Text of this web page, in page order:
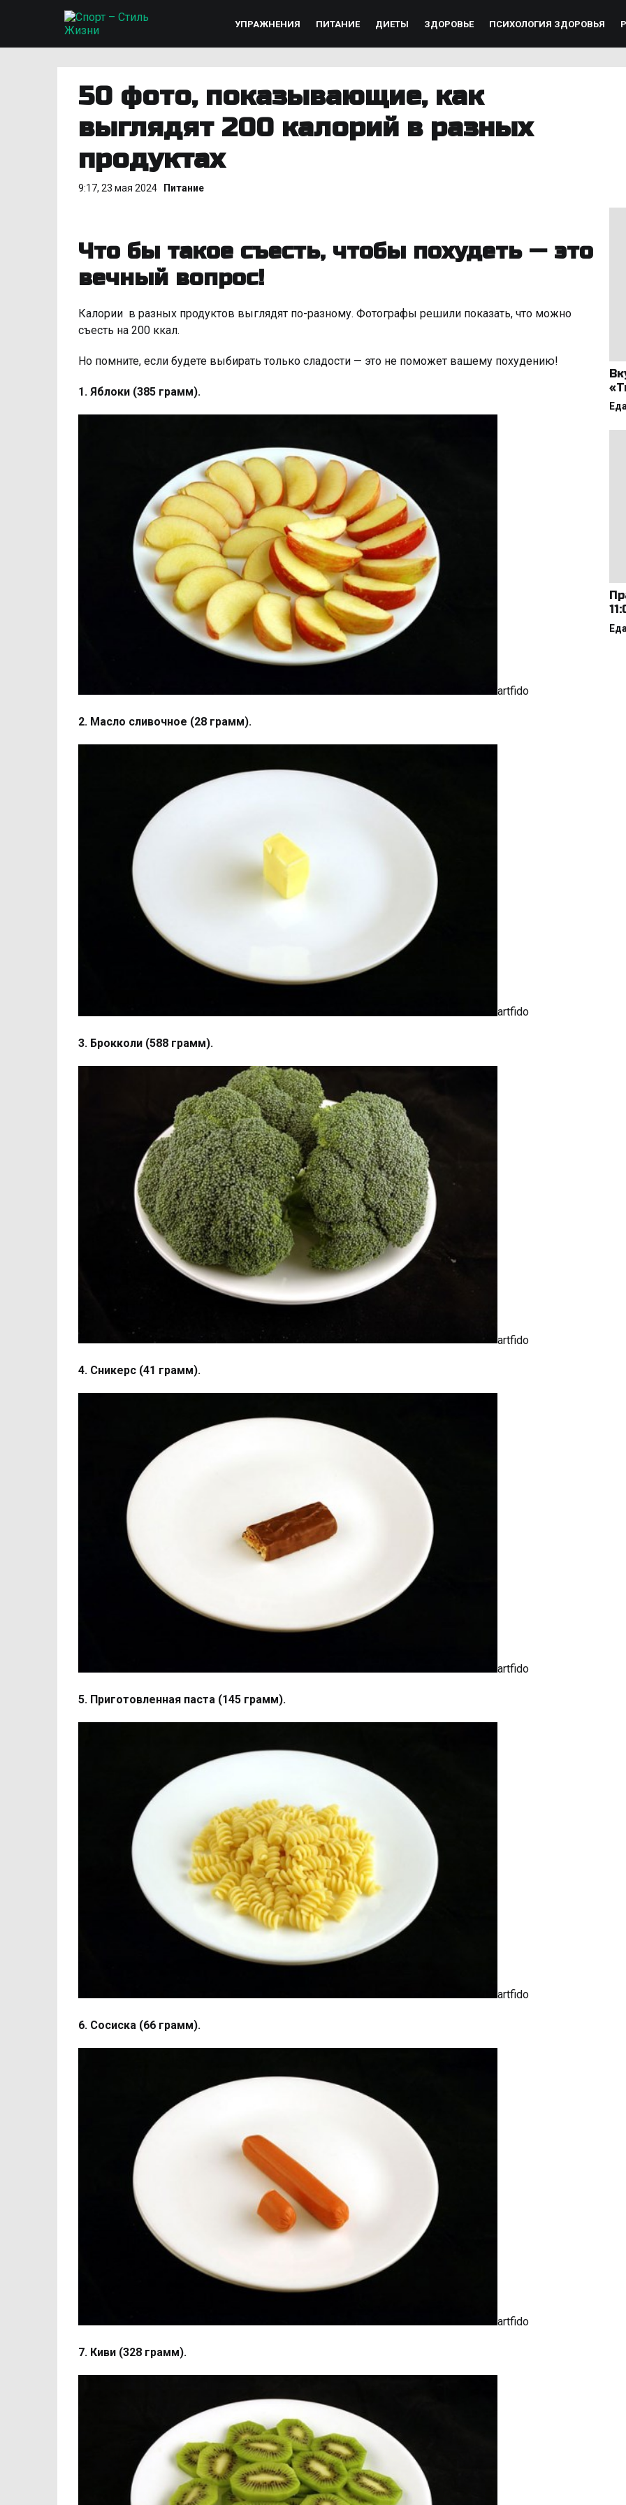
УПРАЖНЕНИЯ ПИТАНИЕ ДИЕТЫ ЗДОРОВЬЕ ПСИХОЛОГИЯ ЗДОРОВЬЯ
50 фото, показывающие, как
выглядят 200 калорий в разных
продуктах
9:17, 23 мая 2024 Питание
Что бы такое съесть, чтобы похудеть — это
вечный вопрос!
Калории в разных продуктов выглядят по-разному. Фотографы решили показать, что можно
съесть на 200 ккал.
Но помните, если будете выбирать только сладости — это не поможет вашему похудению!
1. Яблоки (385 грамм).
artfido
2. Масло сливочное (28 грамм).
artfido
3. Брокколи (588 грамм).
artfido
4. Сникерс (41 грамм).
artfido
5. Приготовленная паста (145 грамм).
artfido
6. Сосиска (66 грамм).
artfido
7. Киви (328 грамм).